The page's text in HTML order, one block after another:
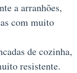
a arranhões,
com muito
de cozinha,
resistente.